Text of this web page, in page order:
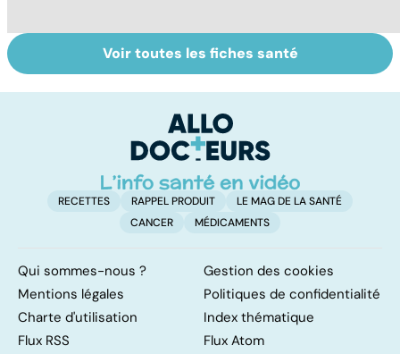
Comment tenir
ses bonnes
Muscler ses
abdos pour
ventre plat
Voir toutes les fiches santé
RECETTES RAPPEL PRODUIT
LE MAG DE LA SANTÉ
CANCER
MÉDICAMENTS
Qui sommes-nous ?
Gestion des cookies
Mentions légales
Politiques de confidentialité
Charte d'utilisation
Index thématique
Flux RSS
Flux Atom